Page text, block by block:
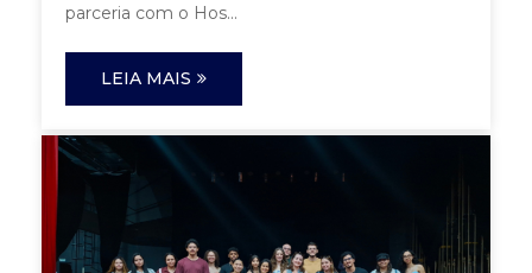
parceria com o Hos...
LEIA MAIS